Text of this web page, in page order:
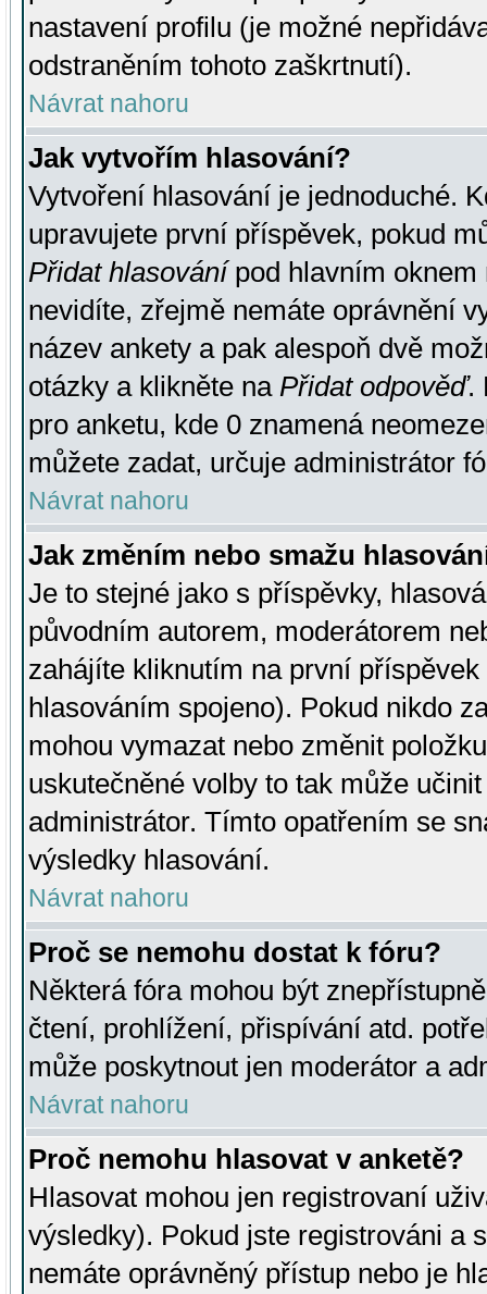
nastavení profilu (je možné
odstraněním tohoto zaškrtnutí).
Návrat nahoru
Jak vytvořím hlasování?
Vytvoření hlasování je jednoduché.
upravujete první příspěvek, pokud
Přidat hlasovánípod hlavním oknem
nevidíte, zřejmě nemáte oprávnění
název ankety a pak alespoň dvě
otázky a klikněte na Přidat odpověď.
pro anketu, kde 0 znamená
můžete zadat, určuje administrátor
Návrat nahoru
Jak změním nebo smažu
Je to stejné jako s příspěvky,
původním autorem, moderátorem
zahájíte kliknutím na první
hlasováním spojeno). Pokud nikdo
mohou vymazat nebo změnit
uskutečněné volby to tak může
administrátor. Tímto opatřením se
výsledky hlasování.
Návrat nahoru
Proč se nemohu dostat k fóru?
Některá fóra mohou být
čtení, prohlížení, přispívání atd.
může poskytnout jen moderátor a
Návrat nahoru
Proč nemohu hlasovat v anketě?
Hlasovat mohou jen registrovaní
výsledky). Pokud jste registrováni a
nemáte oprávněný přístup nebo je